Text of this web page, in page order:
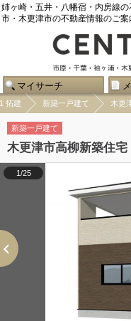
姉ヶ崎・五井・八幡宿・内房線
市・木更津市の不動産情報のご案
マイサーチ
拓建 新築一戸建て 木更
新築一戸建て
木更津市高柳新築住宅
1/25